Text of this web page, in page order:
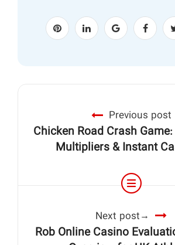
Previous post
Chicken Road Crash Game:
Multipliers & Instant
Next post
Rob Online Casino